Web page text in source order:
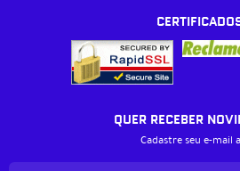
QUER RECEBER
Cadastre seu e-mail